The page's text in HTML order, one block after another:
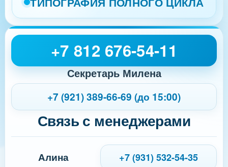
+7 812 676-54-11
Секретарь Милена
+7 (921) 389-66-69 (до 15:00)
Связь с менеджерами
Алина +7 (931) 532-54-35